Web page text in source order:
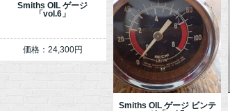
Smiths OIL ゲージ
「vol.6」
価格：24,300円
Smiths OIL ゲージ ビンテ